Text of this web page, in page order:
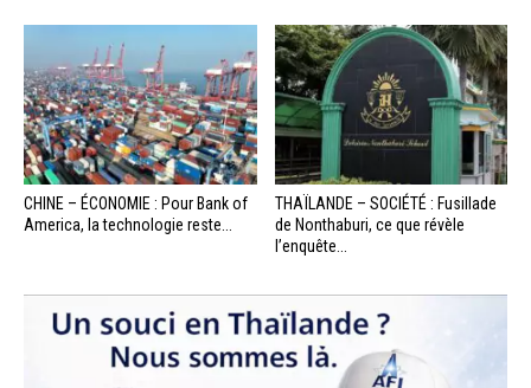
CHINE – ÉCONOMIE : Pour Bank of
America, la technologie reste...
THAÏLANDE – SOCIÉTÉ : Fusillade
de Nonthaburi, ce que révèle
l’enquête...